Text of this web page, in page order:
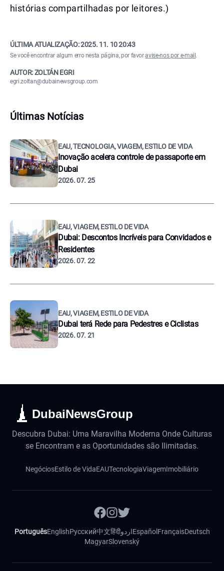
histórias compartilhadas por leitores.)
ÚLTIMA ATUALIZAÇÃO:2025. 11. 10 20:43
Se você encontrar algum erro nesta página, por favoravise-nos por e-mail .
AUTOR: ZOLTÁN EGRI
egri.zoltan@dubainewsgroup.com
Últimas Notícias
EAU, TECNOLOGIA, VIAGEM, ESTILO DE VIDA
Inovação acelera controle de passaporte em
Dubai
2026. 07. 25
EAU, VIAGEM, ESTILO DE VIDA
Dubai: Descontos Incríveis para Convidados e
Residentes
2026. 07. 22
EAU, VIAGEM, ESTILO DE VIDA
Dubai terá Rede para Pedestres e Ciclistas
2026. 07. 21
DubaiNewsGroup
Descubra Dubai: Uma Maravilha Moderna Onde Culturas
se Encontram e as Oportunidades são Ilimitadas.
NegóciosEstilo de VidaEAUTecnologiaViagemImobiliário
PortuguêsEnglishРусский中文हिंदीاردوEspañol FrançaisDeutsch
MagyarSlovenský